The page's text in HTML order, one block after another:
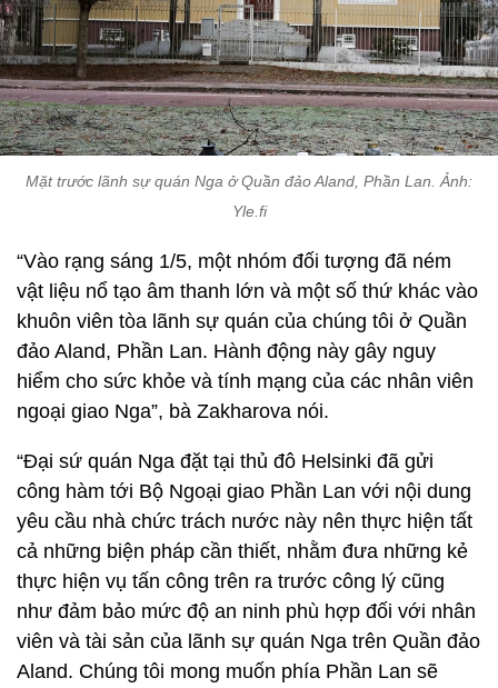
Mặt trước lãnh sự quán Nga ở Quần đảo Aland, Phần Lan. Ảnh:
Yle.fi
“Vào rạng sáng 1/5, một nhóm đối tượng đã ném
vật liệu nổ tạo âm thanh lớn và một số thứ khác vào
khuôn viên tòa lãnh sự quán của chúng tôi ở Quần
đảo Aland, Phần Lan. Hành động này gây nguy
hiểm cho sức khỏe và tính mạng của các nhân viên
ngoại giao Nga”, bà Zakharova nói.
“Đại sứ quán Nga đặt tại thủ đô Helsinki đã gửi
công hàm tới Bộ Ngoại giao Phần Lan với nội dung
yêu cầu nhà chức trách nước này nên thực hiện tất
cả những biện pháp cần thiết, nhằm đưa những kẻ
thực hiện vụ tấn công trên ra trước công lý cũng
như đảm bảo mức độ an ninh phù hợp đối với nhân
viên và tài sản của lãnh sự quán Nga trên Quần đảo
Aland. Chúng tôi mong muốn phía Phần Lan sẽ